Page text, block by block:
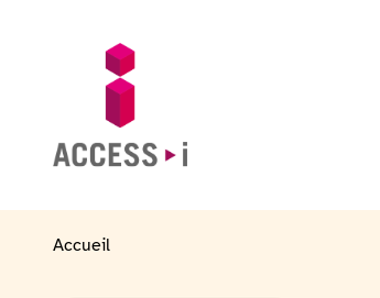
Accueil